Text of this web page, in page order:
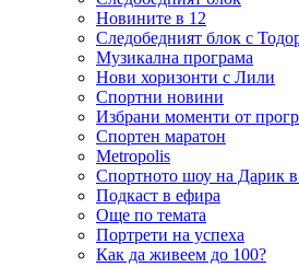
Новините в 12
Следобедният блок с
Музикална програма
Нови хоризонти с Лили
Спортни новини
Избрани моменти от
Спортен маратон
Metropolis
Спортното шоу на Дарик в
Подкаст в ефира
Още по темата
Портрети на успеха
Как да живеем до 100?